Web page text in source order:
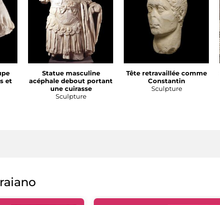
et
Statue masculine
acéphale debout portant
une cuirasse
Sculpture
Tête retravaillée comme
Constantin
Sculpture